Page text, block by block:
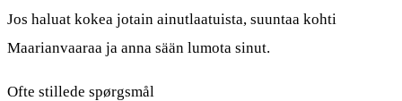
Jos haluat kokea jotain ainutlaatuista, suuntaa kohti
Maarianvaaraa ja anna sään lumota sinut.
Ofte stillede spørgsmål